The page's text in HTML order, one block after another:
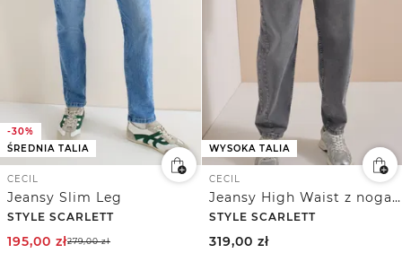
-30%
ŚREDNIA TALIA
CECIL
Jeansy Slim Leg
STYLE SCARLETT
195,00 zł279,00zł
WYSOKA TALIA
CECIL
Jeansy High Waist z nogawkami typu barrel w stylu Loose Fit
STYLE SCARLETT
319,00 zł